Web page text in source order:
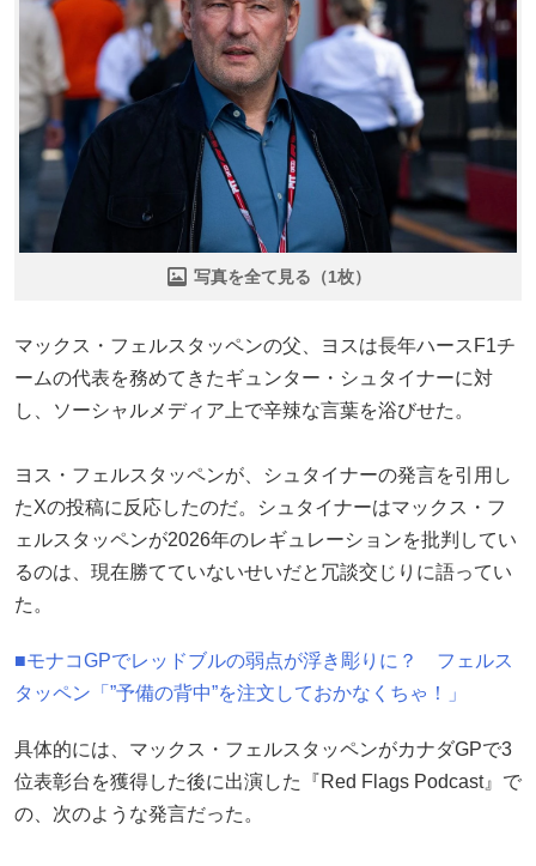
写真を全て見る（1枚）
マックス・フェルスタッペンの父、ヨスは長年ハースF1チ
ームの代表を務めてきたギュンター・シュタイナーに対
し、ソーシャルメディア上で辛辣な言葉を浴びせた。
ヨス・フェルスタッペンが、シュタイナーの発言を引用し
たXの投稿に反応したのだ。シュタイナーはマックス・フ
ェルスタッペンが2026年のレギュレーションを批判してい
るのは、現在勝てていないせいだと冗談交じりに語ってい
た。
■モナコGPでレッドブルの弱点が浮き彫りに？ フェルス
タッペン「”予備の背中”を注文しておかなくちゃ！」
具体的には、マックス・フェルスタッペンがカナダGPで3
位表彰台を獲得した後に出演した『Red Flags Podcast』で
の、次のような発言だった。